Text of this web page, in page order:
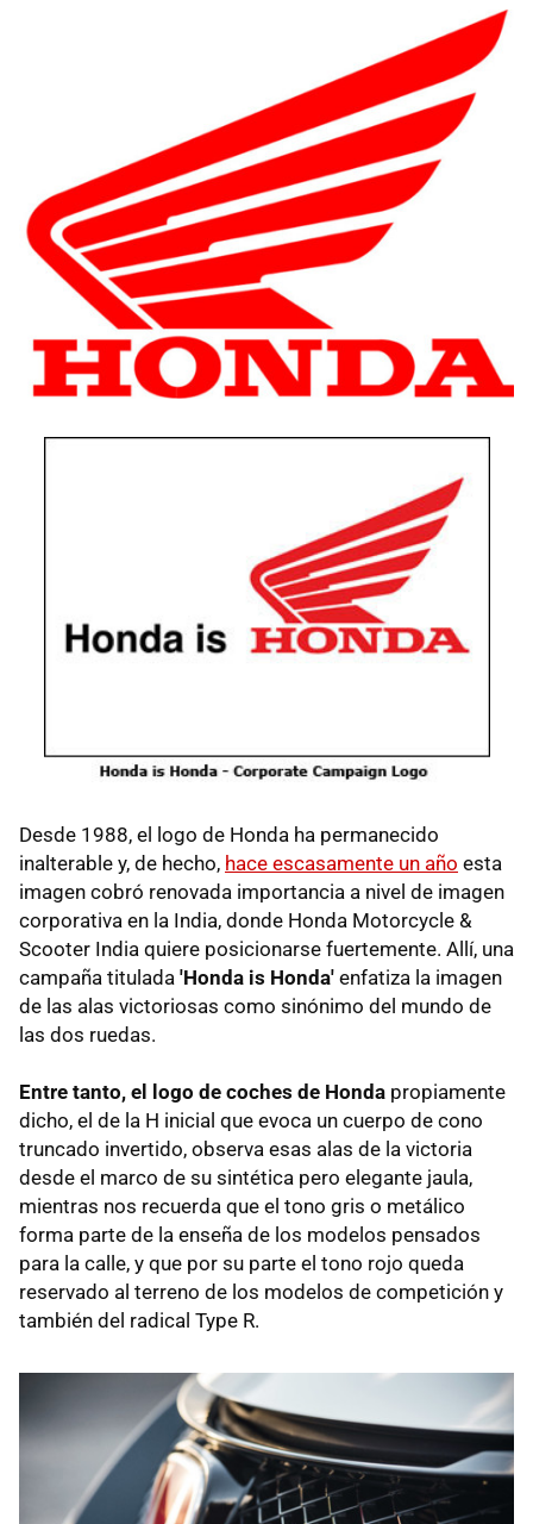
Desde 1988, el logo de Honda ha permanecido
inalterable y, de hecho, hace escasamente un año esta
imagen cobró renovada importancia a nivel de imagen
corporativa en la India, donde Honda Motorcycle &
Scooter India quiere posicionarse fuertemente. Allí, una
campaña titulada 'Honda is Honda' enfatiza la imagen
de las alas victoriosas como sinónimo del mundo de
las dos ruedas.
Entre tanto, el logo de coches de Honda propiamente
dicho, el de la H inicial que evoca un cuerpo de cono
truncado invertido, observa esas alas de la victoria
desde el marco de su sintética pero elegante jaula,
mientras nos recuerda que el tono gris o metálico
forma parte de la enseña de los modelos pensados
para la calle, y que por su parte el tono rojo queda
reservado al terreno de los modelos de competición y
también del radical Type R.